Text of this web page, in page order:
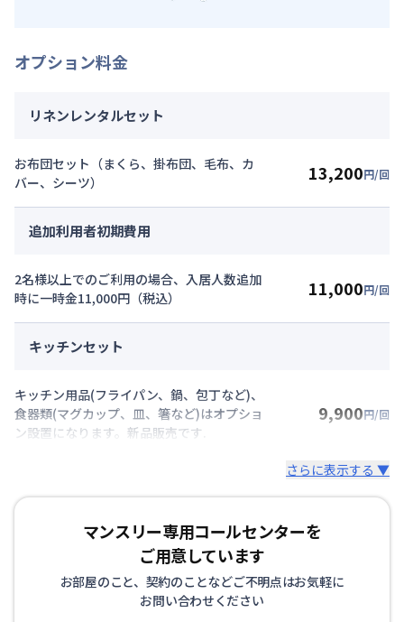
オプション料金
リネンレンタルセット
お布団セット（まくら、掛布団、毛布、カ
バー、シーツ）
13,200円/回
追加利用者初期費用
2名様以上でのご利用の場合、入居人数追加
時に一時金11,000円（税込）
11,000円/回
キッチンセット
キッチン用品(フライパン、鍋、包丁など)、
食器類(マグカップ、皿、箸など)はオプショ
ン設置になります。新品販売です.
9,900円/回
さらに表示する ▼
マンスリー専用コールセンターを
ご用意しています
お部屋のこと、契約のことなどご不明点はお気軽に
お問い合わせください